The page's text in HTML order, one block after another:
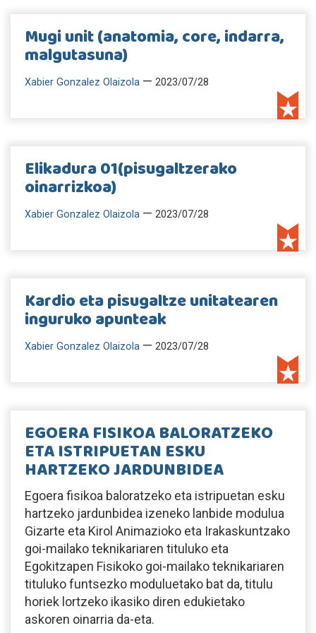
Mugi unit (anatomia, core, indarra,
malgutasuna)
Xabier Gonzalez Olaizola — 2023/07/28
Elikadura 01(pisugaltzerako
oinarrizkoa)
Xabier Gonzalez Olaizola — 2023/07/28
Kardio eta pisugaltze unitatearen
inguruko apunteak
Xabier Gonzalez Olaizola — 2023/07/28
EGOERA FISIKOA BALORATZEKO
ETA ISTRIPUETAN ESKU
HARTZEKO JARDUNBIDEA
Egoera fisikoa baloratzeko eta istripuetan esku
hartzeko jardunbidea izeneko lanbide modulua
Gizarte eta Kirol Animazioko eta Irakaskuntzako
goi-mailako teknikariaren tituluko eta
Egokitzapen Fisikoko goi-mailako teknikariaren
tituluko funtsezko moduluetako bat da, titulu
horiek lortzeko ikasiko diren edukietako
askoren oinarria da-eta.